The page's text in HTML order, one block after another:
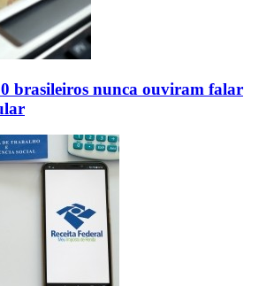
brasileiros nunca ouviram falar